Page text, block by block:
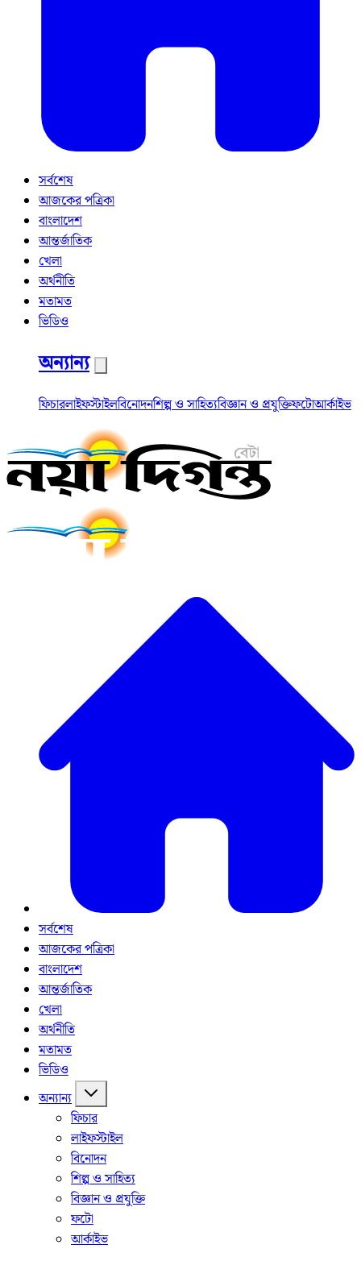
সর্বশেষ
আজকের পত্রিকা
বাংলাদেশ
আন্তর্জাতিক
খেলা
অর্থনীতি
মতামত
ভিডিও
অন্যান্য
ফিচারলাইফস্টাইলবিনোদনশিল্প ও সাহিত্যবিজ্ঞান ও প্রযুক্তিফটোআর্কাইভ
সর্বশেষ
আজকের পত্রিকা
বাংলাদেশ
আন্তর্জাতিক
খেলা
অর্থনীতি
মতামত
ভিডিও
অন্যান্য
ফিচার
লাইফস্টাইল
বিনোদন
শিল্প ও সাহিত্য
বিজ্ঞান ও প্রযুক্তি
ফটো
আর্কাইভ